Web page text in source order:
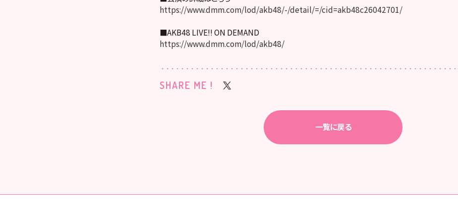
https://www.dmm.com/lod/akb48/-/detail/=/cid=akb48c26042701/
■AKB48 LIVE!! ON DEMAND
https://www.dmm.com/lod/akb48/
SHARE ME !
一覧に戻る